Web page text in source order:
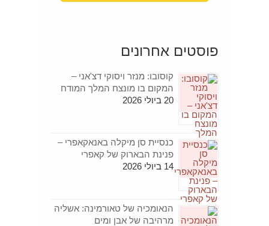
פוסטים אחרונים
קוסובו: מנזר ויסוקי דצ'אני –
המקום בו מונצח המלך המודח
20 ביולי 2026
כנסיית סן מיקלה באנאקאפרי –
פנינת הבארוק של קאפרי
14 ביולי 2026
הנאומכיה של טאורמינה: אשליה
מרהיבה של אבן ומים